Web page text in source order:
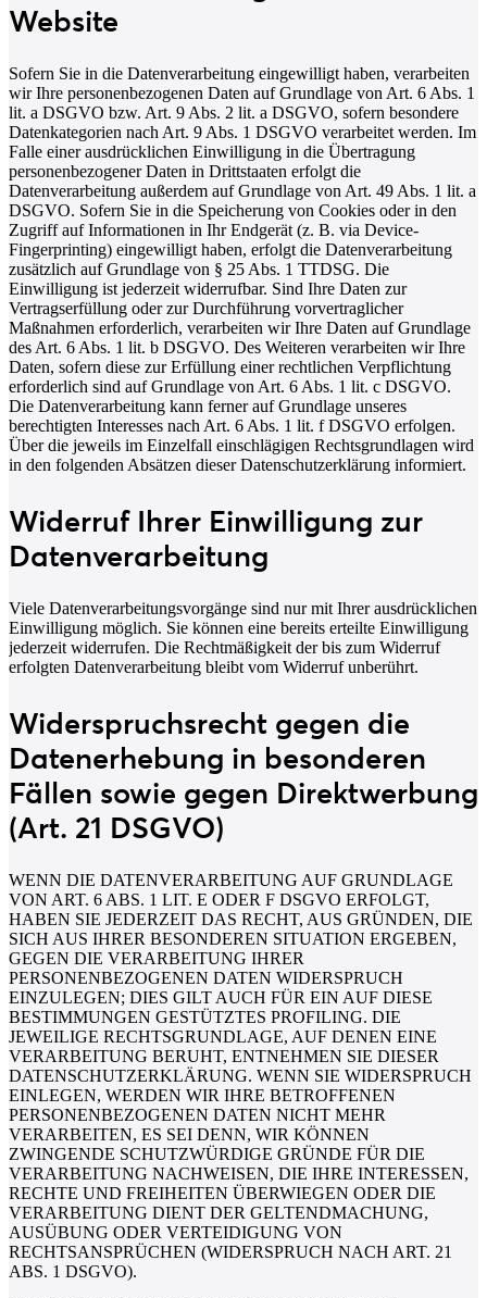
Website
Sofern Sie in die Datenverarbeitung eingewilligt haben, verarbeiten
wir Ihre personenbezogenen Daten auf Grundlage von Art. 6 Abs. 1
lit. a DSGVO bzw. Art. 9 Abs. 2 lit. a DSGVO, sofern besondere
Datenkategorien nach Art. 9 Abs. 1 DSGVO verarbeitet werden. Im
Falle einer ausdrücklichen Einwilligung in die Übertragung
personenbezogener Daten in Drittstaaten erfolgt die
Datenverarbeitung außerdem auf Grundlage von Art. 49 Abs. 1 lit. a
DSGVO. Sofern Sie in die Speicherung von Cookies oder in den
Zugriff auf Informationen in Ihr Endgerät (z. B. via Device-
Fingerprinting) eingewilligt haben, erfolgt die Datenverarbeitung
zusätzlich auf Grundlage von § 25 Abs. 1 TTDSG. Die
Einwilligung ist jederzeit widerrufbar. Sind Ihre Daten zur
Vertragserfüllung oder zur Durchführung vorvertraglicher
Maßnahmen erforderlich, verarbeiten wir Ihre Daten auf Grundlage
des Art. 6 Abs. 1 lit. b DSGVO. Des Weiteren verarbeiten wir Ihre
Daten, sofern diese zur Erfüllung einer rechtlichen Verpflichtung
erforderlich sind auf Grundlage von Art. 6 Abs. 1 lit. c DSGVO.
Die Datenverarbeitung kann ferner auf Grundlage unseres
berechtigten Interesses nach Art. 6 Abs. 1 lit. f DSGVO erfolgen.
Über die jeweils im Einzelfall einschlägigen Rechtsgrundlagen wird
in den folgenden Absätzen dieser Datenschutzerklärung informiert.
Widerruf Ihrer Einwilligung zur
Datenverarbeitung
Viele Datenverarbeitungsvorgänge sind nur mit Ihrer ausdrücklichen
Einwilligung möglich. Sie können eine bereits erteilte Einwilligung
jederzeit widerrufen. Die Rechtmäßigkeit der bis zum Widerruf
erfolgten Datenverarbeitung bleibt vom Widerruf unberührt.
Widerspruchsrecht gegen die
Datenerhebung in besonderen
Fällen sowie gegen Direktwerbung
(Art. 21 DSGVO)
WENN DIE DATENVERARBEITUNG AUF GRUNDLAGE
VON ART. 6 ABS. 1 LIT. E ODER F DSGVO ERFOLGT,
HABEN SIE JEDERZEIT DAS RECHT, AUS GRÜNDEN, DIE
SICH AUS IHRER BESONDEREN SITUATION ERGEBEN,
GEGEN DIE VERARBEITUNG IHRER
PERSONENBEZOGENEN DATEN WIDERSPRUCH
EINZULEGEN; DIES GILT AUCH FÜR EIN AUF DIESE
BESTIMMUNGEN GESTÜTZTES PROFILING. DIE
JEWEILIGE RECHTSGRUNDLAGE, AUF DENEN EINE
VERARBEITUNG BERUHT, ENTNEHMEN SIE DIESER
DATENSCHUTZERKLÄRUNG. WENN SIE WIDERSPRUCH
EINLEGEN, WERDEN WIR IHRE BETROFFENEN
PERSONENBEZOGENEN DATEN NICHT MEHR
VERARBEITEN, ES SEI DENN, WIR KÖNNEN
ZWINGENDE SCHUTZWÜRDIGE GRÜNDE FÜR DIE
VERARBEITUNG NACHWEISEN, DIE IHRE INTERESSEN,
RECHTE UND FREIHEITEN ÜBERWIEGEN ODER DIE
VERARBEITUNG DIENT DER GELTENDMACHUNG,
AUSÜBUNG ODER VERTEIDIGUNG VON
RECHTSANSPRÜCHEN (WIDERSPRUCH NACH ART. 21
ABS. 1 DSGVO).